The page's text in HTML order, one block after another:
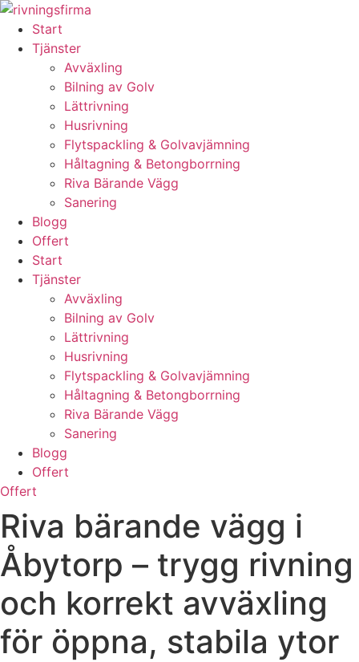
Skip
content
Start
Tjänster
Avväxling
Bilning av Golv
Lättrivning
Husrivning
Flytspackling & Golvavjämning
Håltagning & Betongborrning
Riva Bärande Vägg
Sanering
Blogg
Offert
Start
Tjänster
Avväxling
Bilning av Golv
Lättrivning
Husrivning
Flytspackling & Golvavjämning
Håltagning & Betongborrning
Riva Bärande Vägg
Sanering
Blogg
Offert
Offert
Riva bärande vägg i
Åbytorp – trygg rivning
och korrekt avväxling
för öppna, stabila ytor